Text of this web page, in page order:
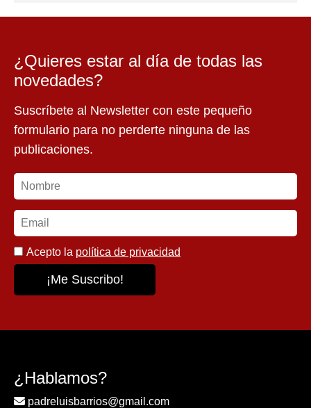
¿Quieres estar al día de todas las
novedades?
Suscríbete al Newsletter con este pequeño
formulario para no perderte ninguna de las
publicaciones.
Acepto la política de privacidad
¿Hablamos?
padreluisbarrios@gmail.com